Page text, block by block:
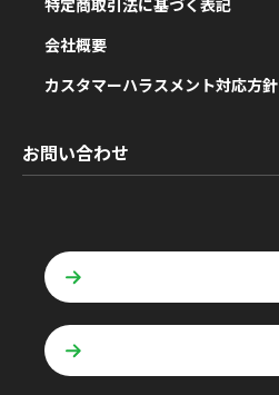
特定商取引法に基づく表記
会社概要
カスタマーハラスメント対応方針
お問い合わせ